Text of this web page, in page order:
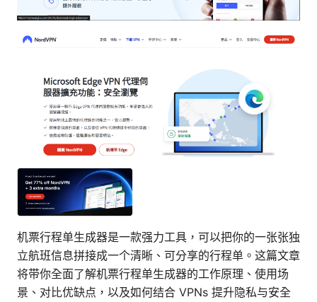
机票行程单生成器是一款强力工具，可以把你的一张张独
立航班信息拼接成一个清晰、可分享的行程单。这篇文章
将带你全面了解机票行程单生成器的工作原理、使用场
景、对比优缺点，以及如何结合 VPNs 提升隐私与安全